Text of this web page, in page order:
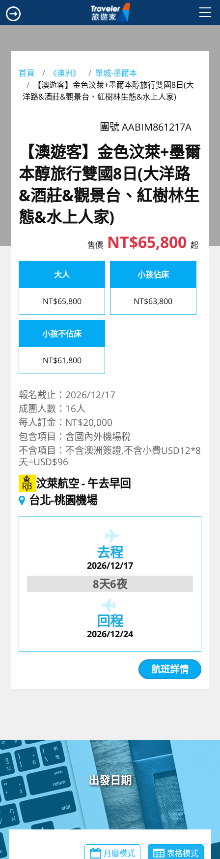
首頁 《澳洲》
單城-墨爾本
【澳遊客】金色汶萊+墨爾本醇旅行雙國8日(大
洋路&酒莊&觀景台、紅樹林生態&水上人家)
團號 AABIM861217A
【澳遊客】金色汶萊+墨爾
本醇旅行雙國8日(大洋路
&酒莊&觀景台、紅樹林生
態&水上人家)
售價NT$65,800 起
大人
NT$65,800
小孩佔床
NT$63,800
小孩不佔床
NT$61,800
報名截止：2026/12/17
成團人數：16人
每人訂金：NT$20,000
包含項目：含國內外機場稅
不含項目：不含澳洲簽證,不含小費USD12*8
天=USD$96
汶萊航空 午去早回
台北-桃園機場
去程
2026/12/17
8天6夜
回程
2026/12/24
航班詳情
出發日期
月曆模式
表格模式